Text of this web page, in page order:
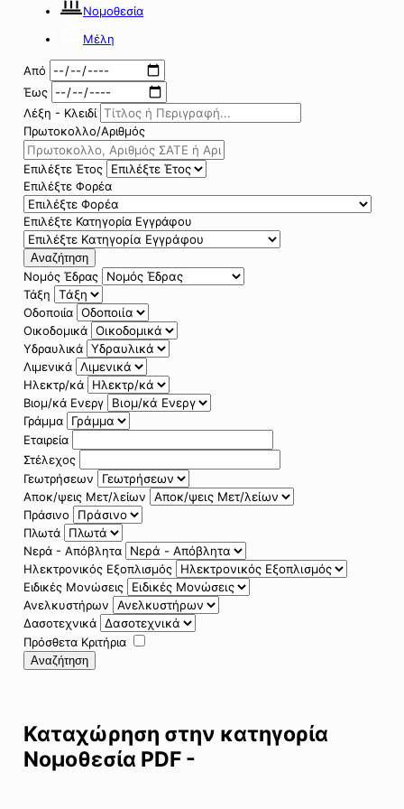
Νομοθεσία
Μέλη
Από
Έως
Λέξη - Κλειδί
Πρωτοκολλο/Αριθμός
Επιλέξτε Έτος
Επιλέξτε Φορέα
Επιλέξτε Κατηγορία Εγγράφου
Αναζήτηση
Νομός Έδρας
Τάξη
Οδοποιία
Οικοδομικά
Υδραυλικά
Λιμενικά
Ηλεκτρ/κά
Βιομ/κά Ενεργ
Γράμμα
Εταιρεία
Στέλεχος
Γεωτρήσεων
Αποκ/ψεις Μετ/λείων
Πράσινο
Πλωτά
Νερά - Απόβλητα
Ηλεκτρονικός Εξοπλισμός
Ειδικές Μονώσεις
Ανελκυστήρων
Δασοτεχνικά
Πρόσθετα Κριτήρια
Αναζήτηση
Καταχώρηση στην κατηγορία
Νομοθεσία PDF -